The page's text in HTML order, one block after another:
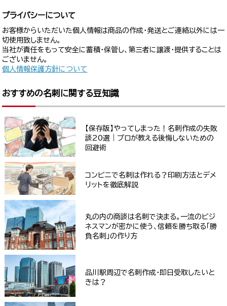
プライバシーについて
お客様からいただいた個人情報は商品の作成・発送とご連絡以外には一
切使用致しません。
当社が責任をもって安全に蓄積・保管し、第三者に譲渡・提供することは
ございません。
個人情報保護方針について
おすすめの名刺に関する豆知識
【保存版】やってしまった！名刺作成の失敗
談20選｜プロが教える後悔しないための
回避術
コンビニで名刺は作れる？印刷方法とデメ
リットを徹底解説
丸の内の商談は名刺で決まる。一流のビジ
ネスマンが密かに使う、信頼を勝ち取る「勝
負名刺」の作り方
品川駅周辺で名刺作成・即日受取したいと
きは？